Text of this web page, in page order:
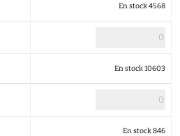
En stock 4568
En stock 10603
En stock 846